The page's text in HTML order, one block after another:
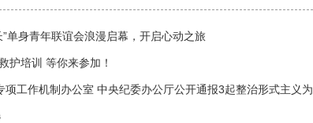
”单身青年联谊会浪漫启幕，开启心动之旅
护培训 等你来参加！
工作机制办公室 中央纪委办公厅公开通报3起整治形式主义为